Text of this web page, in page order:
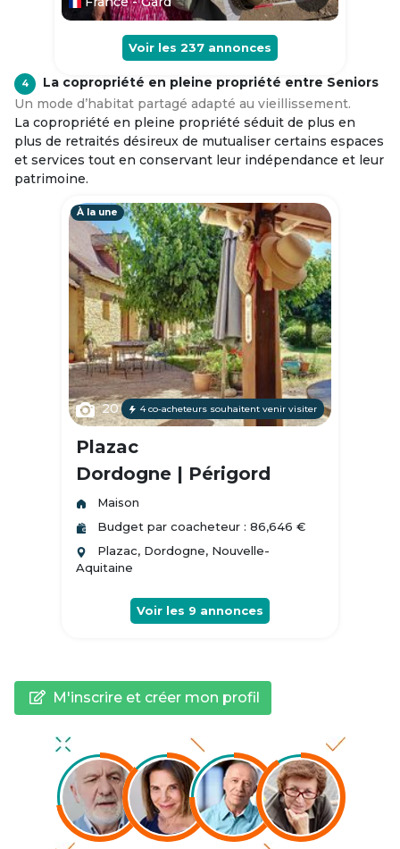
Voir les 237 annonces
4
La copropriété en pleine propriété entre Seniors
Un mode d’habitat partagé adapté au vieillissement.
La copropriété en pleine propriété séduit de plus en
plus de retraités désireux de mutualiser certains espaces
et services tout en conservant leur indépendance et leur
patrimoine.
À la une
20 4 co-acheteurs souhaitent venir visiter
Plazac
Dordogne | Périgord
Maison
Budget par coacheteur : 86,646 €
Plazac, Dordogne, Nouvelle-
Aquitaine
Voir les 9 annonces
M'inscrire et créer mon profil